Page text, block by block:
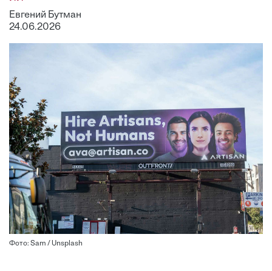
Евгений Бутман
24.06.2026
Фото: Sam / Unsplash